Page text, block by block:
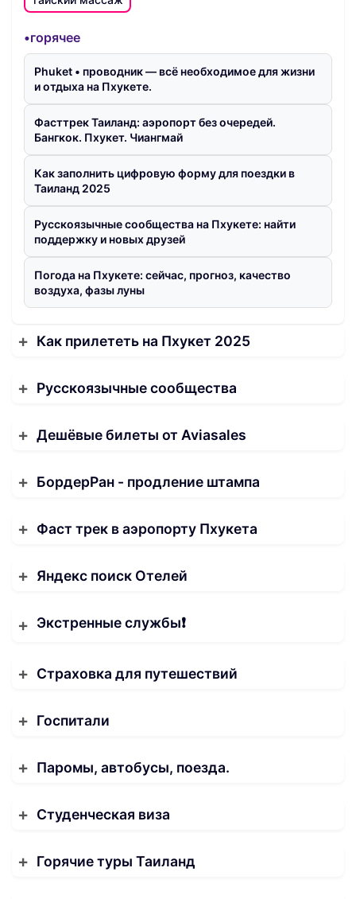
•горячее
Phuket • проводник — всё необходимое для жизни
и отдыха на Пхукете.
Фасттрек Таиланд: аэропорт без очередей.
Бангкок. Пхукет. Чиангмай
Как заполнить цифровую форму для поездки в
Таиланд 2025
Русскоязычные сообщества на Пхукете: найти
поддержку и новых друзей
Погода на Пхукете: сейчас, прогноз, качество
воздуха, фазы луны
Как прилететь на Пхукет 2025
Русскоязычные сообщества
Дешёвые билеты от Aviasales
БордерРан - продление штампа
Фаст трек в аэропорту Пхукета
Яндекс поиск Отелей
Экстренные службы❗️
Страховка для путешествий
Госпитали
Паромы, автобусы, поезда.
Студенческая виза
Горячие туры Таиланд